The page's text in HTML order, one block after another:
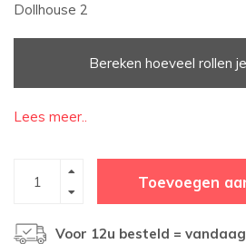
Dollhouse 2
Bereken hoeveel rollen
Lees meer..
Toevoegen
Voor 12u besteld =